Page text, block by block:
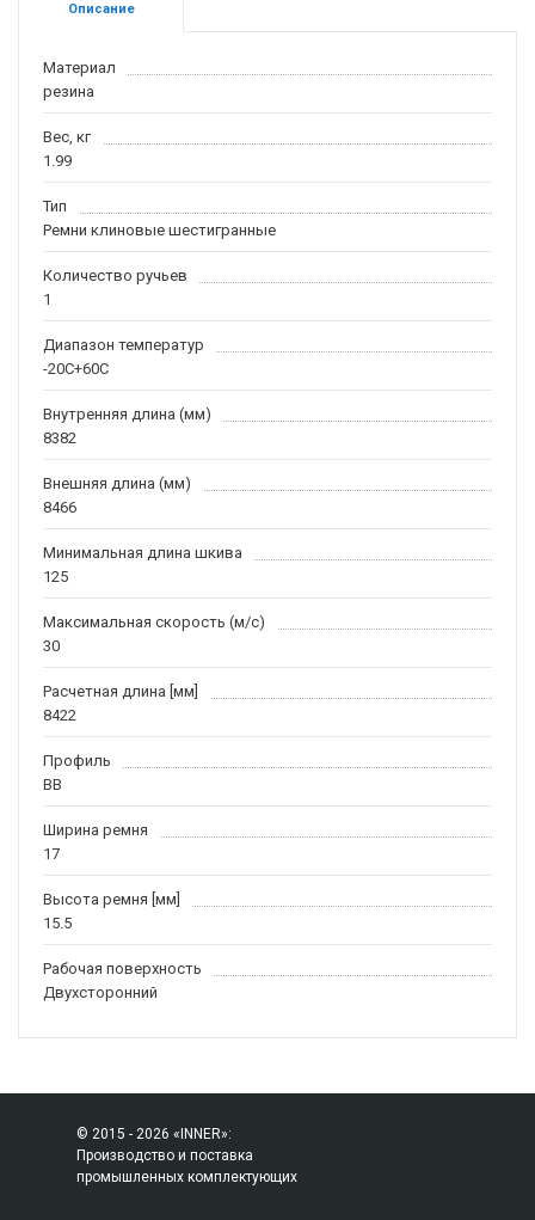
Описание
Материал
резина
Вес, кг
1.99
Тип
Ремни клиновые шестигранные
Количество ручьев
1
Диапазон температур
-20С+60С
Внутренняя длина (мм)
8382
Внешняя длина (мм)
8466
Минимальная длина шкива
125
Максимальная скорость (м/c)
30
Расчетная длина [мм]
8422
Профиль
BB
Ширина ремня
17
Высота ремня [мм]
15.5
Рабочая поверхность
Двухсторонний
© 2015 - 2026 «INNER»:
Производство и поставка
промышленных комплектующих